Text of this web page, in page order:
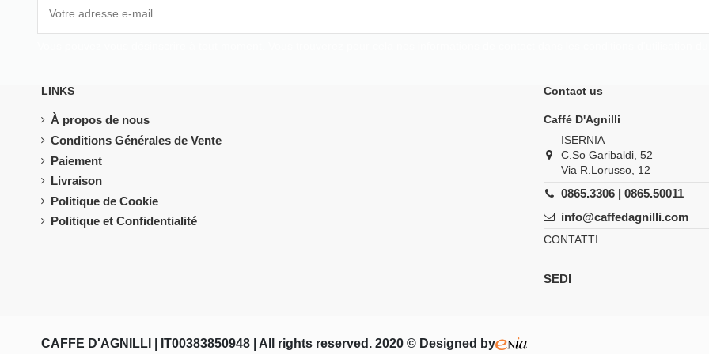
LINKS
À propos de nous
Conditions Générales de Vente
Paiement
Livraison
Politique de Cookie
Politique et Confidentialité
Contact us
Caffé D'Agnilli
ISERNIA
C.So Garibaldi, 52
Via R.Lorusso, 12
0865.3306 | 0865.50011
info@caffedagnilli.com
CONTATTI
SEDI
CAFFE D'AGNILLI | IT00383850948 | All rights reserved. 2020 © Designed by